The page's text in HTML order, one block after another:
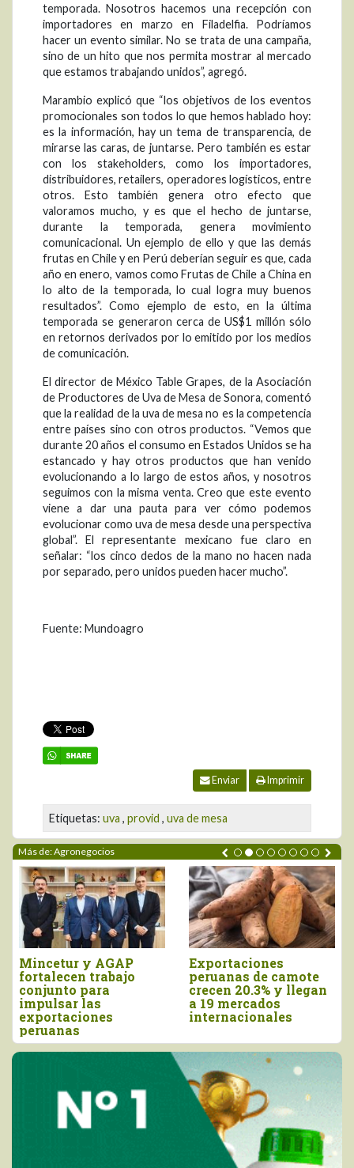
temporada. Nosotros hacemos una recepción con
importadores en marzo en Filadelfia. Podríamos
hacer un evento similar. No se trata de una campaña,
sino de un hito que nos permita mostrar al mercado
que estamos trabajando unidos”, agregó.
Marambio explicó que “los objetivos de los eventos
promocionales son todos lo que hemos hablado hoy:
es la información, hay un tema de transparencia, de
mirarse las caras, de juntarse. Pero también es estar
con los stakeholders, como los importadores,
distribuidores, retailers, operadores logísticos, entre
otros. Esto también genera otro efecto que
valoramos mucho, y es que el hecho de juntarse,
durante la temporada, genera movimiento
comunicacional. Un ejemplo de ello y que las demás
frutas en Chile y en Perú deberían seguir es que, cada
año en enero, vamos como Frutas de Chile a China en
lo alto de la temporada, lo cual logra muy buenos
resultados”. Como ejemplo de esto, en la última
temporada se generaron cerca de US$1 millón sólo
en retornos derivados por lo emitido por los medios
de comunicación.
El director de México Table Grapes, de la Asociación
de Productores de Uva de Mesa de Sonora, comentó
que la realidad de la uva de mesa no es la competencia
entre países sino con otros productos. “Vemos que
durante 20 años el consumo en Estados Unidos se ha
estancado y hay otros productos que han venido
evolucionando a lo largo de estos años, y nosotros
seguimos con la misma venta. Creo que este evento
viene a dar una pauta para ver cómo podemos
evolucionar como uva de mesa desde una perspectiva
global”. El representante mexicano fue claro en
señalar: “los cinco dedos de la mano no hacen nada
por separado, pero unidos pueden hacer mucho”.
Fuente: Mundoagro
Enviar Imprimir
Etiquetas: uva , provid , uva de mesa
Más de: Agronegocios
Mincetur y AGAP
fortalecen trabajo
conjunto para
impulsar las
exportaciones
peruanas
Exportaciones
peruanas de camote
crecen 20.3% y llegan
a 19 mercados
internacionales